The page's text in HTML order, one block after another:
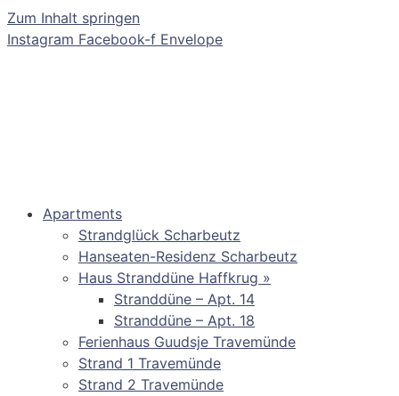
Zum Inhalt springen
Instagram Facebook-f Envelope
Apartments
Strandglück Scharbeutz
Hanseaten-Residenz Scharbeutz
Haus Stranddüne Haffkrug »
Stranddüne – Apt. 14
Stranddüne – Apt. 18
Ferienhaus Guudsje Travemünde
Strand 1 Travemünde
Strand 2 Travemünde